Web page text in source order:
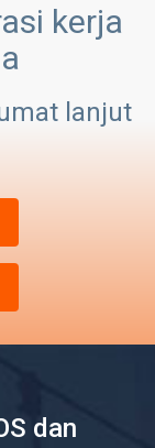
kerja
lanjut
dan